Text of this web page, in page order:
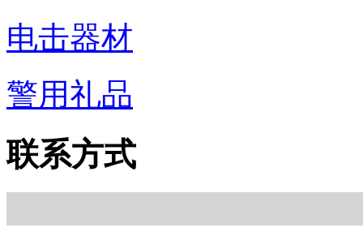
电击器材
警用礼品
联系方式